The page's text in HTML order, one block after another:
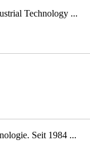
Technology ...
Seit 1984 ...